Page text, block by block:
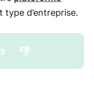
d’entreprise.
👎